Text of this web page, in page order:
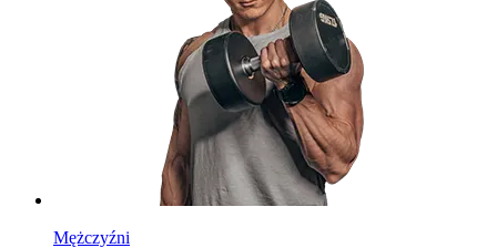
Mężczyźni